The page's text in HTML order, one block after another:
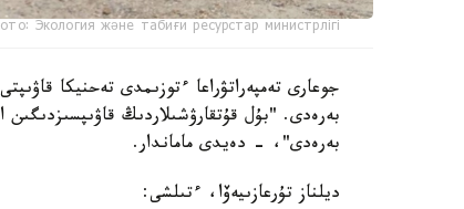
Экология және табиғи ресурстар министрлігі
جوعارى تەمپەراتۋراعا ءتوزىمدى تەحنيكا
بەرەدى. "بۇل قۇتقارۋشىلاردىڭ
بەرەدى"، - دەيدى ماماندار.
ديلناز تۇرعازىيەۆا، ءتىلشى: